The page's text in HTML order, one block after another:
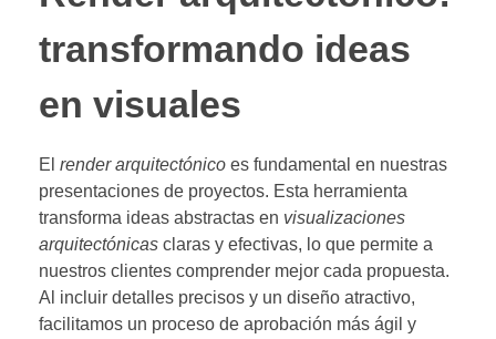
transformando ideas
en visuales
El render arquitectónico es fundamental en nuestras
presentaciones de proyectos. Esta herramienta
transforma ideas abstractas en visualizaciones
arquitectónicas claras y efectivas, lo que permite a
nuestros clientes comprender mejor cada propuesta.
Al incluir detalles precisos y un diseño atractivo,
facilitamos un proceso de aprobación más ágil y